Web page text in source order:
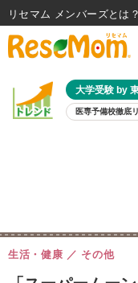
大学受験 by
医専予備校徹底
8
生活・健康 その他
リセマム メンバーズ